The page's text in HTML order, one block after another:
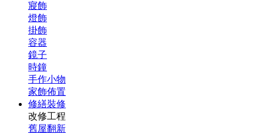
寢飾
燈飾
掛飾
容器
鏡子
時鐘
手作小物
家飾佈置
修繕裝修
改修工程
舊屋翻新